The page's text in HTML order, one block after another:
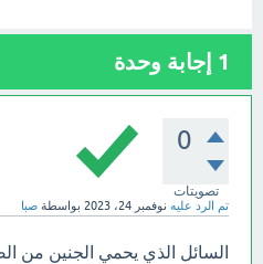
1 إجابة وحدة
0
تصويتات
تم الرد عليه نوفمبر 24، 2023 بواسطة صبا
السائل الذي يحمي الجنين من